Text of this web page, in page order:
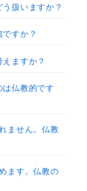
扱いますか？
すか？
ますか？
仏教的です
ません。仏教
ます。仏教の